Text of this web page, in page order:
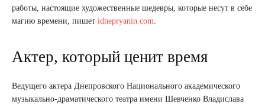
работы, настоящие художественные шедевры, которые несут в себе
магию времени, пишет idnepryanin.com
Актер, который ценит время
Ведущего актера Днепровского Национального академического
музыкально-драматического театра имени Шевченко Владислава